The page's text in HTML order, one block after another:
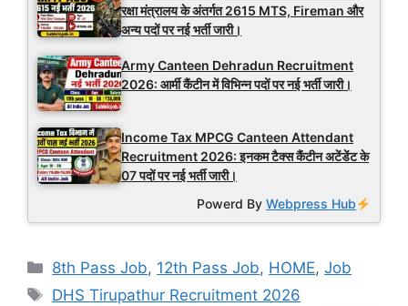
रक्षा मंत्रालय के अंतर्गत 2615 MTS, Fireman और
अन्य पदों पर नई भर्ती जारी।
Army Canteen Dehradun Recruitment
2026: आर्मी कैंटीन में विभिन्न पदों पर नई भर्ती जारी।
Income Tax MPCG Canteen Attendant
Recruitment 2026: इनकम टैक्स कैंटीन अटेंडेंट के
07 पदों पर नई भर्ती जारी।
Powerd ByWebpress Hub
Categories
8th Pass Job, 12th Pass Job, HOME,Job
Tags
DHS Tirupathur Recruitment 2026